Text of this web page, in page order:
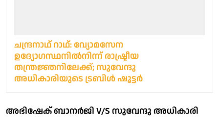
ചന്ദ്രനാഥ് റാഥ്: വ്യോമസേന
ഉദ്യോഗസ്ഥനില്‍നിന്ന് രാഷ്ട്രീയ
തന്ത്രജ്ഞനിലേക്ക്; സുവേന്ദു
അധികാരിയുടെ ട്രബിള്‍ ഷൂട്ടര്‍
അഭിഷേക് ബാനര്‍ജി V/S സുവേന്ദു അധികാരി